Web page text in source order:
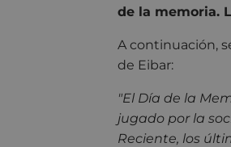
de la memoria.
A continuación,
de Eibar:
"El Día de la
jugado por la
Reciente, los